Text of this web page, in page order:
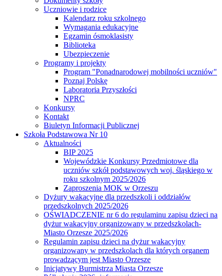
Uczniowie i rodzice
Kalendarz roku szkolnego
Wymagania edukacyjne
Egzamin ósmoklasisty
Biblioteka
Ubezpieczenie
Programy i projekty
Program "Ponadnarodowej mobilności uczniów"
Poznaj Polskę
Laboratoria Przyszłości
NPRC
Konkursy
Kontakt
Biuletyn Informacji Publicznej
Szkoła Podstawowa Nr 10
Aktualności
BIP 2025
Wojewódzkie Konkursy Przedmiotowe dla
uczniów szkół podstawowych woj. śląskiego w
roku szkolnym 2025/2026
Zaproszenia MOK w Orzeszu
Dyżury wakacyjne dla przedszkoli i oddziałów
przedszkolnych 2025/2026
OŚWIADCZENIE nr 6 do regulaminu zapisu dzieci na
dyżur wakacyjny organizowany w przedszkolach-
Miasto Orzesze 2025/2026
Regulamin zapisu dzieci na dyżur wakacyjny
organizowany w przedszkolach dla których organem
prowadzącym jest Miasto Orzesze
Inicjatywy Burmistrza Miasta Orzesze